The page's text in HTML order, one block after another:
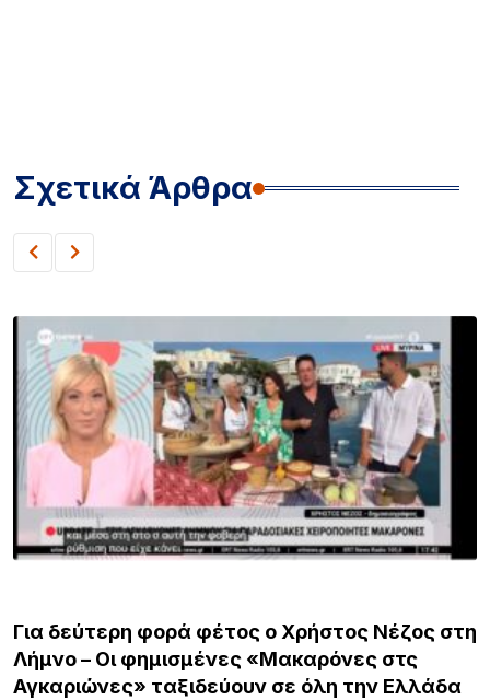
Σχετικά Άρθρα
Για δεύτερη φορά φέτος ο Χρήστος Νέζος στη
Λήμνο – Οι φημισμένες «Μακαρόνες στς
Αγκαριώνες» ταξιδεύουν σε όλη την Ελλάδα